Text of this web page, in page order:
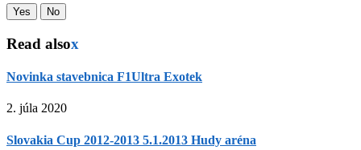
Yes No
Read alsox
Novinka stavebnica F1Ultra Exotek
2. júla 2020
Slovakia Cup 2012-2013 5.1.2013 Hudy aréna